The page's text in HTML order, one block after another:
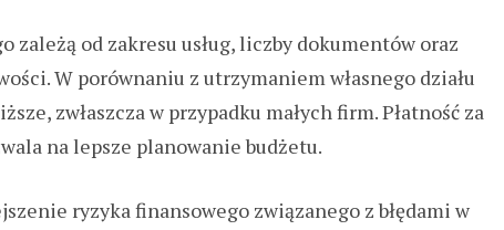
zależą od zakresu usług, liczby dokumentów oraz
W porównaniu z utrzymaniem własnego działu
zwłaszcza w przypadku małych firm. Płatność za
na lepsze planowanie budżetu.
ryzyka finansowego związanego z błędami w